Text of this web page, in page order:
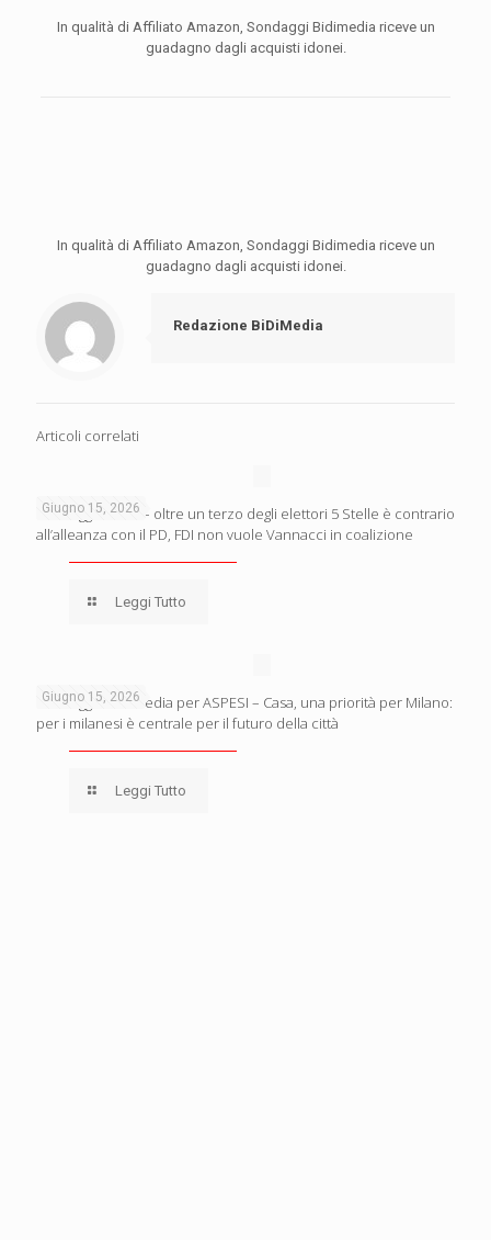
In qualità di Affiliato Amazon, Sondaggi Bidimedia riceve un
guadagno dagli acquisti idonei.
In qualità di Affiliato Amazon, Sondaggi Bidimedia riceve un
guadagno dagli acquisti idonei.
Redazione BiDiMedia
Articoli correlati
Giugno 15, 2026
Sondaggio Noto – oltre un terzo degli elettori 5 Stelle è contrario
all’alleanza con il PD, FDI non vuole Vannacci in coalizione
Leggi Tutto
Giugno 15, 2026
Sondaggio BiDiMedia per ASPESI – Casa, una priorità per Milano:
per i milanesi è centrale per il futuro della città
Leggi Tutto